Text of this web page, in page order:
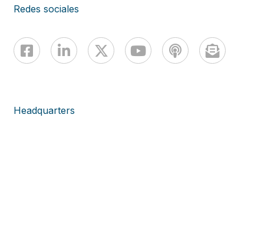
Redes sociales
Headquarters